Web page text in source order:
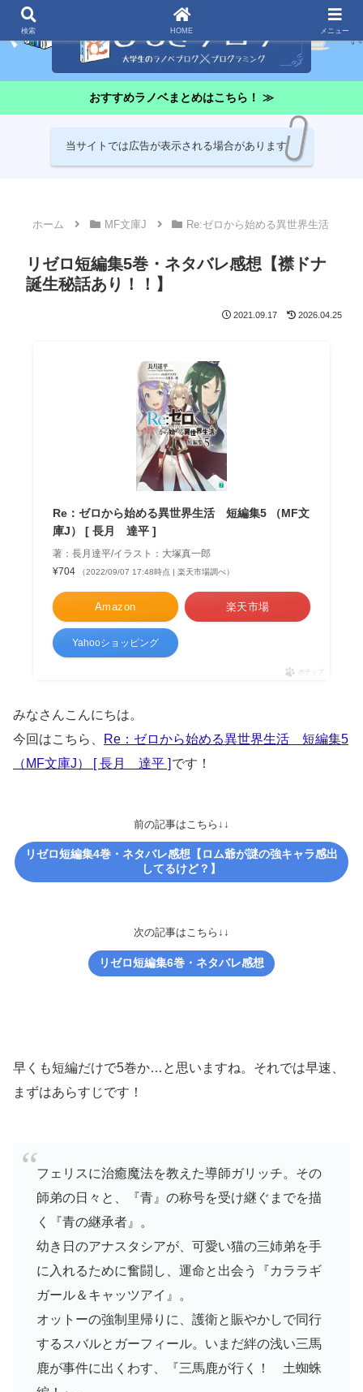
おすすめラノベまとめはこちら！ ≫
当サイトでは広告が表示される場合があります
ホーム MF文庫J Re:ゼロから始める異世界生活
リゼロ短編集5巻・ネタバレ感想【襟ドナ
誕生秘話あり！！】
2021.09.17 2026.04.25
Re：ゼロから始める異世界生活 短編集5 （MF文
庫J） [ 長月 達平 ]
著：長月達平/イラスト：大塚真一郎
¥704
（2022/09/07 17:48時点 | 楽天市場調べ）
Amazon 楽天市場
Yahooショッピング
ポチップ
みなさんこんにちは。
今回はこちら、
Re：ゼロから始める異世界生活 短編集5
（MF文庫J） [ 長月 達平 ] です！
前の記事はこちら↓↓
リゼロ短編集4巻・ネタバレ感想【ロム爺が謎の強キャラ感出
してるけど？】
次の記事はこちら↓↓
リゼロ短編集6巻・ネタバレ感想
早くも短編だけで5巻か…と思いますね。それでは早速、
まずはあらすじです！
フェリスに治癒魔法を教えた導師ガリッチ。その
師弟の日々と、『青』の称号を受け継ぐまでを描
く『青の継承者』。
幼き日のアナスタシアが、可愛い猫の三姉弟を手
に入れるために奮闘し、運命と出会う『カララギ
ガール＆キャッツアイ』。
オットーの強制里帰りに、護衛と賑やかしで同行
するスバルとガーフィール。いまだ絆の浅い三馬
鹿が事件に出くわす、『三馬鹿が行く！ 土蜘蛛
検索 HOME メニュー